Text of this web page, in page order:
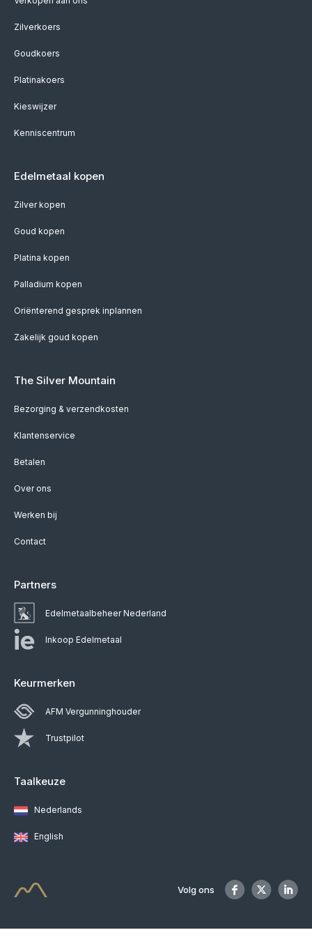
Zilverkoers
Goudkoers
Platinakoers
Kieswijzer
Kenniscentrum
Edelmetaal kopen
Zilver kopen
Goud kopen
Platina kopen
Palladium kopen
Oriënterend gesprek inplannen
Zakelijk goud kopen
The Silver Mountain
Bezorging & verzendkosten
Klantenservice
Betalen
Over ons
Werken bij
Contact
Partners
Edelmetaalbeheer Nederland
Inkoop Edelmetaal
Keurmerken
AFM Vergunninghouder
Trustpilot
Taalkeuze
Nederlands
English
Volg ons